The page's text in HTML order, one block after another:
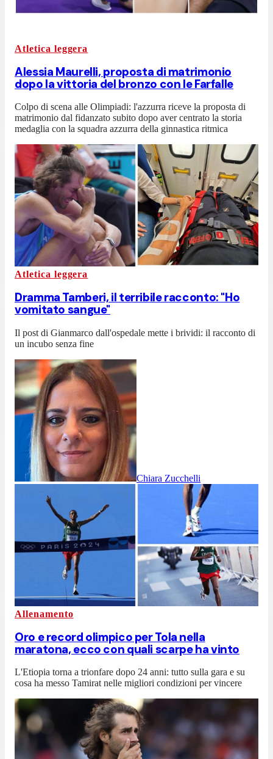
Atletica leggera
Alessia Maurelli, proposta di matrimonio
dopo la vittoria del bronzo con le Farfalle
Colpo di scena alle Olimpiadi: l'azzurra riceve la proposta di
matrimonio dal fidanzato subito dopo aver centrato la storia
medaglia con la squadra azzurra della ginnastica ritmica
Atletica leggera
Dramma Tamberi, il terribile racconto: "Ho
vomitato sangue"
Il post di Gianmarco dall'ospedale mette i brividi: il racconto di
un incubo senza fine
Chiara Zucchelli
Allenamento
Oro e record olimpico per Tola nella
maratona, ecco con quali scarpe ha vinto
L'Etiopia torna a trionfare dopo 24 anni: tutto sulla gara e su
cosa ha messo Tamirat nelle migliori condizioni per vincere